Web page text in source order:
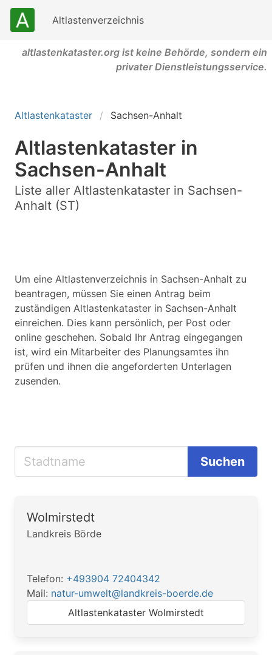
Altlastenverzeichnis
altlastenkataster.org ist keine Behörde, sondern ein
privater Dienstleistungsservice.
Altlastenkataster Sachsen-Anhalt
Altlastenkataster in
Sachsen-Anhalt
Liste aller Altlastenkataster in Sachsen-
Anhalt (ST)
Um eine Altlastenverzeichnis in Sachsen-Anhalt zu
beantragen, müssen Sie einen Antrag beim
zuständigen Altlastenkataster in Sachsen-Anhalt
einreichen. Dies kann persönlich, per Post oder
online geschehen. Sobald Ihr Antrag eingegangen
ist, wird ein Mitarbeiter des Planungsamtes ihn
prüfen und ihnen die angeforderten Unterlagen
zusenden.
Suchen
Wolmirstedt
Landkreis Börde
Telefon: +493904 72404342
Mail: natur-umwelt@landkreis-boerde.de
Altlastenkataster Wolmirstedt